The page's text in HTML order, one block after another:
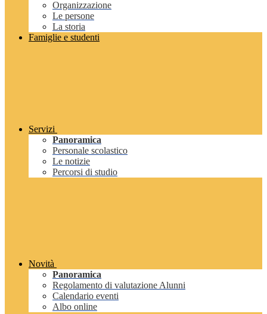
Organizzazione
Le persone
La storia
Famiglie e studenti
Servizi
Panoramica
Personale scolastico
Le notizie
Percorsi di studio
Novità
Panoramica
Regolamento di valutazione Alunni
Calendario eventi
Albo online